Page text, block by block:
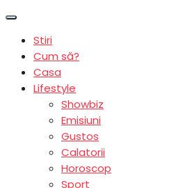
Stiri
Cum să?
Casa
Lifestyle
Showbiz
Emisiuni
Gustos
Calatorii
Horoscop
Sport